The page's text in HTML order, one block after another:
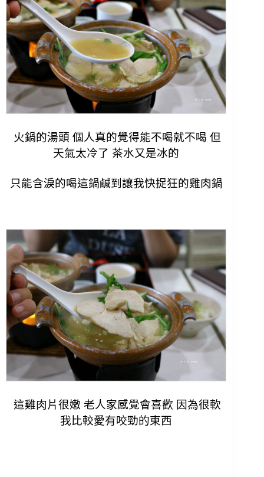
火鍋的湯頭 個人真的覺得能不喝就不喝 但
天氣太冷了 茶水又是冰的
只能含淚的喝這鍋鹹到讓我快捉狂的雞肉鍋
這雞肉片很嫩 老人家感覺會喜歡 因為很軟
我比較愛有咬勁的東西